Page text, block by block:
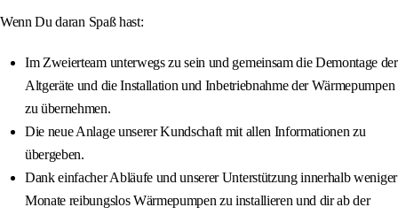
Wenn Du daran Spaß hast:
Im Zweierteam unterwegs zu sein und gemeinsam die Demontage der
Altgeräte und die Installation und Inbetriebnahme der Wärmepumpen
zu übernehmen.
Die neue Anlage unserer Kundschaft mit allen Informationen zu
übergeben.
Dank einfacher Abläufe und unserer Unterstützung innerhalb weniger
Monate reibungslos Wärmepumpen zu installieren und dir ab der